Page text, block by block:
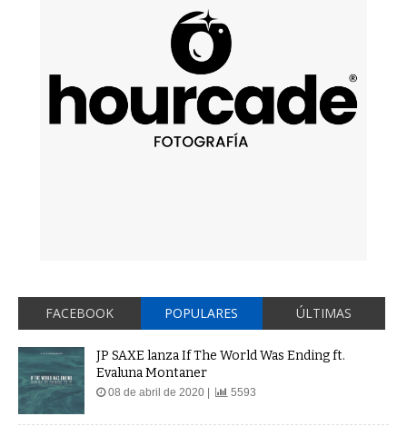
FACEBOOK POPULARES ÚLTIMAS
JP SAXE lanza If The World Was Ending ft.
Evaluna Montaner
08 de abril de 2020 | 5593